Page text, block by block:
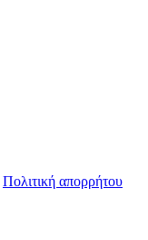
Πολιτική απορρήτου